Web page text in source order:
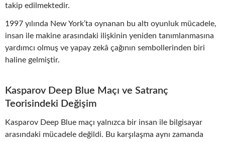
takip edilmektedir.
1997 yılında New York’ta oynanan bu altı oyunluk mücadele,
insan ile makine arasındaki ilişkinin yeniden tanımlanmasına
yardımcı olmuş ve yapay zekâ çağının sembollerinden biri
haline gelmiştir.
Kasparov Deep Blue Maçı ve Satranç
Teorisindeki Değişim
Kasparov Deep Blue maçı yalnızca bir insan ile bilgisayar
arasındaki mücadele değildi. Bu karşılaşma aynı zamanda